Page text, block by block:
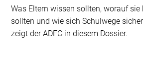
Was Eltern wissen sollten, worauf sie
sollten und wie sich Schulwege
zeigt der ADFC in diesem Dossier.